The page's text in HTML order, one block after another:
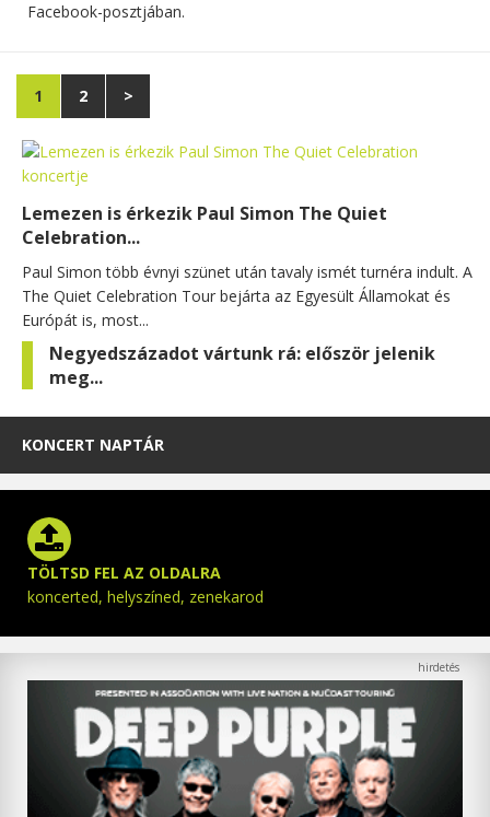
Facebook-posztjában.
1 2 >
Lemezen is érkezik Paul Simon The Quiet
Celebration...
Paul Simon több évnyi szünet után tavaly ismét turnéra indult. A
The Quiet Celebration Tour bejárta az Egyesült Államokat és
Európát is, most...
Negyedszázadot vártunk rá: először jelenik
meg...
KONCERT NAPTÁR
TÖLTSD FEL AZ OLDALRA
koncerted, helyszíned, zenekarod